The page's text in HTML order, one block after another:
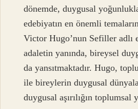
dönemde, duygusal
edebiyatın en önemli
Victor Hugo’nun Sefiller adlı
adaletin yanında, bireysel
da yansıtmaktadır. Hugo,
ile bireylerin duygusal
duygusal aşırılığın toplumsal